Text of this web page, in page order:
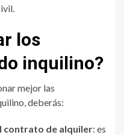
los
inquilino?
mejor las
deberás:
contrato de alquiler: es